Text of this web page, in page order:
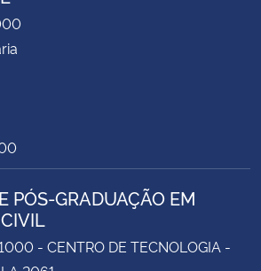
PÓS-GRADUAÇÃO EM
- CENTRO DE TECNOLOGIA -